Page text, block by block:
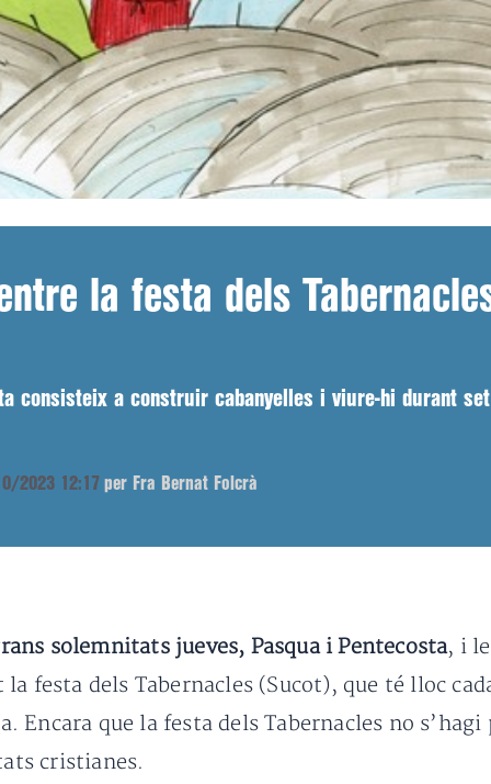
la festa dels
consisteix a construir cabanyelles i viure-hi durant
2023 12:17 per Fra Bernat Folcrà
solemnitats jueves, Pasqua i Pentecosta, i
festa dels Tabernacles (Sucot), que té lloc
que la festa dels Tabernacles no
cristianes.